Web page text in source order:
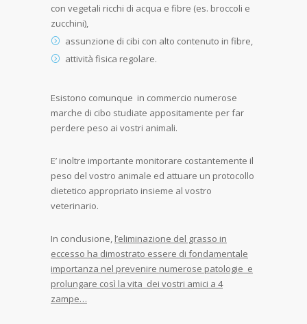
con vegetali ricchi di acqua e fibre (es. broccoli e
zucchini),
assunzione di cibi con alto contenuto in fibre,
attività fisica regolare.
Esistono comunque in commercio numerose
marche di cibo studiate appositamente per far
perdere peso ai vostri animali.
E’ inoltre importante monitorare costantemente il
peso del vostro animale ed attuare un protocollo
dietetico appropriato insieme al vostro
veterinario.
In conclusione, l’eliminazione del grasso in
eccesso ha dimostrato essere di fondamentale
importanza nel prevenire numerose patologie e
prolungare così la vita dei vostri amici a 4
zampe…